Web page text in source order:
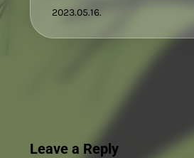
2023.05.16.
Leave a Reply